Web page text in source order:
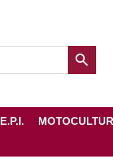

E.P.I.